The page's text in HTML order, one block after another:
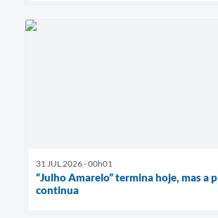
31 JUL 2026 - 00h01
“Julho Amarelo” termina hoje, mas a
continua